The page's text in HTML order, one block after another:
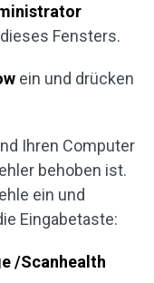
Fensters.
ein und drücken
Ihren Computer
behoben ist.
ein und
Eingabetaste:
/Scanhealth